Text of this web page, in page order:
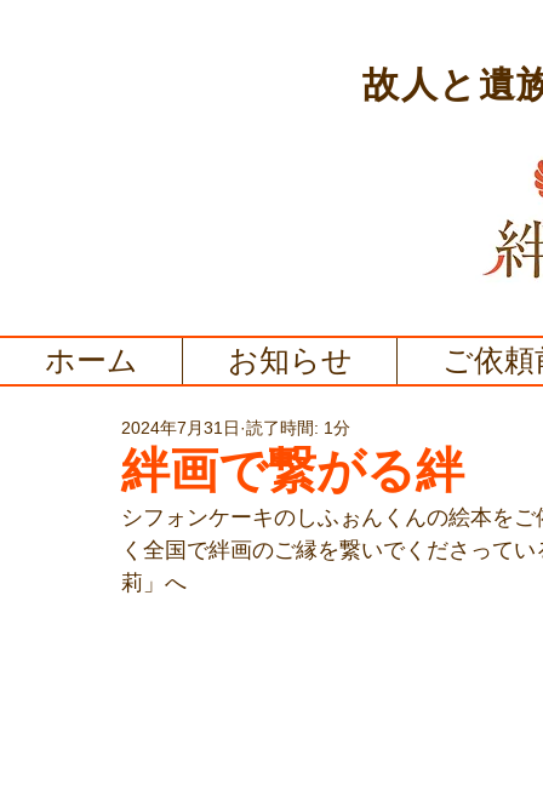
故人と遺
ホーム お知らせ ご依
絆画で繋がる絆
2024年7月31日 読了時間: 1分
シフォンケーキのしふぉんくんの絵本を
く全国で絆画のご縁を繋いでくださって
莉」へ